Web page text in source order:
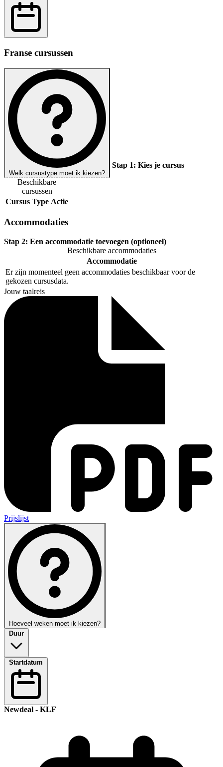
Franse cursussen
Welk cursustype moet ik kiezen?
Stap 1: Kies je cursus
Beschikbare
cursussen
Cursus Type Actie
Accommodaties
Stap 2: Een accommodatie toevoegen (optioneel)
Beschikbare accommodaties
Accommodatie
Er zijn momenteel geen accommodaties beschikbaar voor de
gekozen cursusdata.
Jouw taalreis
Prijslijst
Hoeveel weken moet ik kiezen?
Duur
Startdatum
Newdeal - KLF